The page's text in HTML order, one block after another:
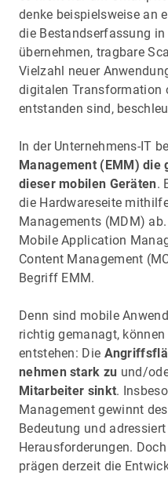
denke beispielsweise an
die Bestandserfassung
übernehmen, tragbare
Vielzahl neuer
digitalen Transformation
entstanden sind,
In der Unternehmens-IT
Management (EMM) die
dieser mobilen Geräten.
die Hardwareseite
Managements (MDM)
Mobile Application
Content Management
Begriff EMM.
Denn sind mobile
richtig gemanagt,
entstehen: Die
nehmen stark zu und/
Mitarbeiter sinkt.
Management gewinnt
Bedeutung und
Herausforderungen.
prägen derzeit die